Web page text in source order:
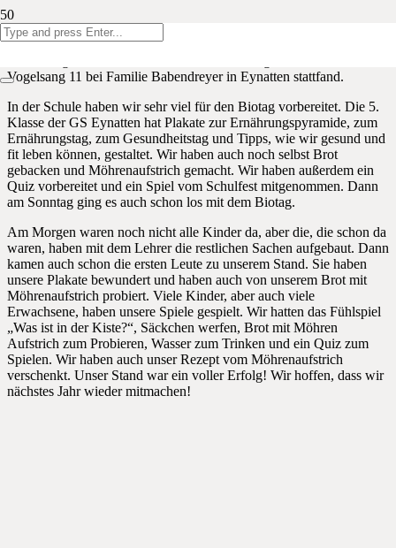
In diesem Schuljahr haben wir noch ein tolles Projekt zu dem
Thema „Fit und Gesund“ gemacht. Wir präsentieren euch jetzt, was
Vogelsang 11 bei Familie Babendreyer in Eynatten stattfand.
In der Schule haben wir sehr viel für den Biotag vorbereitet. Die 5.
Klasse der GS Eynatten hat Plakate zur Ernährungspyramide, zum
Ernährungstag, zum Gesundheitstag und Tipps, wie wir gesund und
fit leben können, gestaltet. Wir haben auch noch selbst Brot
gebacken und Möhrenaufstrich gemacht. Wir haben außerdem ein
Quiz vorbereitet und ein Spiel vom Schulfest mitgenommen. Dann
am Sonntag ging es auch schon los mit dem Biotag.
Am Morgen waren noch nicht alle Kinder da, aber die, die schon da
waren, haben mit dem Lehrer die restlichen Sachen aufgebaut. Dann
kamen auch schon die ersten Leute zu unserem Stand. Sie haben
unsere Plakate bewundert und haben auch von unserem Brot mit
Möhrenaufstrich probiert. Viele Kinder, aber auch viele
Erwachsene, haben unsere Spiele gespielt. Wir hatten das Fühlspiel
„Was ist in der Kiste?“, Säckchen werfen, Brot mit Möhren
Aufstrich zum Probieren, Wasser zum Trinken und ein Quiz zum
Spielen. Wir haben auch unser Rezept vom Möhrenaufstrich
verschenkt. Unser Stand war ein voller Erfolg! Wir hoffen, dass wir
nächstes Jahr wieder mitmachen!